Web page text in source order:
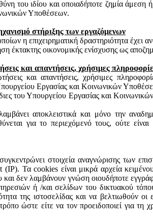
του ιδίου και οποιαδήποτε ζημία
Υποθέσεων.
στήριξης των εργαζόμενων
η επιχειρηματική δραστηριότητα
έκτακτης οικονομικής ενίσχυσης ως
και απαντήσεις, χρήσιμες
και απαντήσεις, χρήσιμες
Εργασίας και Κοινωνικών
του Υπουργείου Εργασίας και
αποκλειστικά και μόνο την
για το περιεχόμενό τους, ούτε
στοιχεία αναγνώρισης των
(IP). Ταcookies είναι μικρά αρχεία
δεν λαμβάνουν γνώση οιουδήποτε
ή /και σελίδων του δικτυακού τόπου,
της ιστοσελίδας και να βελτιωθούν
ώστε είτε να τον προειδοποιεί για τη